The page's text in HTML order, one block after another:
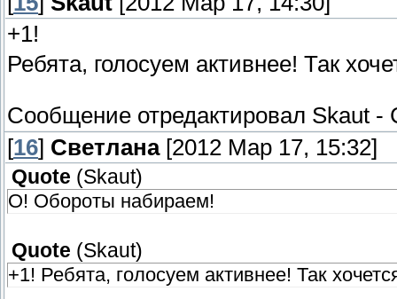
+1!
Ребята, голосуем активнее! Так
Сообщение отредактировал Skaut -
[16] Светлана[2012 Мар 17, 15:32]
Quote (Skaut)
О! Обороты набираем!
Quote (Skaut)
+1! Ребята, голосуем активнее! Так